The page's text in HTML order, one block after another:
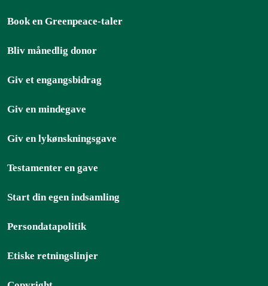
Book en Greenpeace-taler
Bliv månedlig donor
Giv et engangsbidrag
Giv en mindegave
Giv en lykønskningsgave
Testamenter en gave
Start din egen indsamling
Persondatapolitik
Etiske retningslinjer